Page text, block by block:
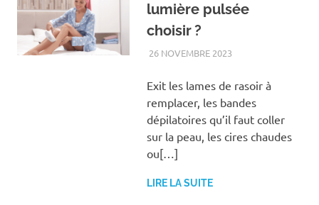
lumière pulsée
choisir ?
26 NOVEMBRE 2023BIEN-ÊTRE
Exit les lames de rasoir à
remplacer, les bandes
dépilatoires qu’il faut coller
sur la peau, les cires chaudes
ou[…]
LIRE LA SUITE